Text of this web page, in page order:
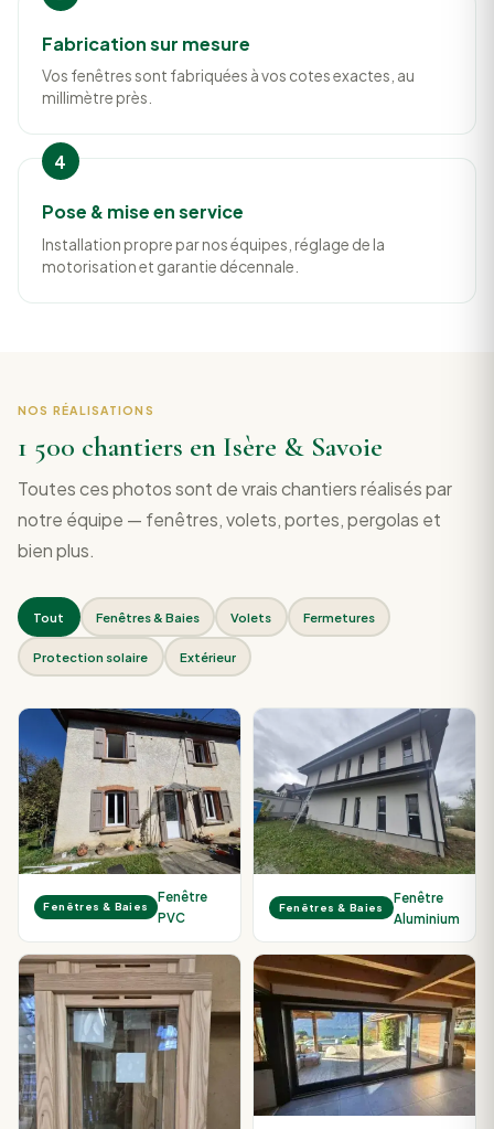
Fabrication sur mesure
Vos fenêtres sont fabriquées à vos cotes exactes, au
millimètre près.
Pose & mise en service
Installation propre par nos équipes, réglage de la
motorisation et garantie décennale.
NOS RÉALISATIONS
1 500 chantiers en Isère & Savoie
Toutes ces photos sont de vrais chantiers réalisés par
notre équipe — fenêtres, volets, portes, pergolas et
bien plus.
Tout Fenêtres & Baies Volets Fermetures
Protection solaire Extérieur
Fenêtres & Baies
Fenêtre
PVC
Fenêtres & Baies
Fenêtre
Aluminium